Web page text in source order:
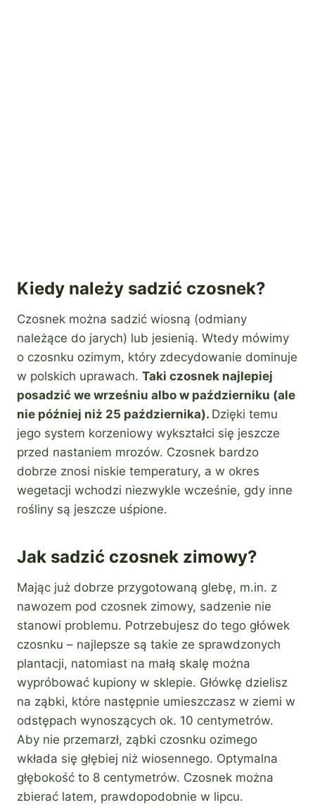
Kiedy należy sadzić czosnek?
Czosnek można sadzić wiosną (odmiany
należące do jarych) lub jesienią. Wtedy mówimy
o czosnku ozimym, który zdecydowanie dominuje
w polskich uprawach. Taki czosnek najlepiej
posadzić we wrześniu albo w październiku (ale
nie później niż 25 października). Dzięki temu
jego system korzeniowy wykształci się jeszcze
przed nastaniem mrozów. Czosnek bardzo
dobrze znosi niskie temperatury, a w okres
wegetacji wchodzi niezwykle wcześnie, gdy inne
rośliny są jeszcze uśpione.
Jak sadzić czosnek zimowy?
Mając już dobrze przygotowaną glebę, m.in. z
nawozem pod czosnek zimowy, sadzenie nie
stanowi problemu. Potrzebujesz do tego główek
czosnku – najlepsze są takie ze sprawdzonych
plantacji, natomiast na małą skalę można
wypróbować kupiony w sklepie. Główkę dzielisz
na ząbki, które następnie umieszczasz w ziemi w
odstępach wynoszących ok. 10 centymetrów.
Aby nie przemarzł, ząbki czosnku ozimego
wkłada się głębiej niż wiosennego. Optymalna
głębokość to 8 centymetrów. Czosnek można
zbierać latem, prawdopodobnie w lipcu.